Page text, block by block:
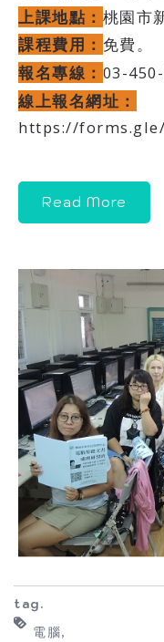
上課地點： 桃園市
課程費用： 免費。
報名專線： 03-
線上報名網址：
https://forms.gle/
Read More
tag.
電腦